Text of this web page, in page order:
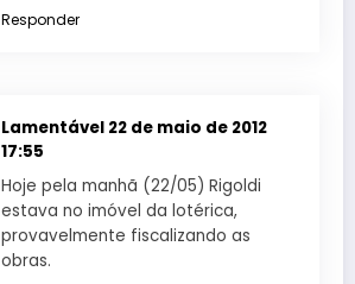
Responder
Lamentável 22 de maio de 2012
17:55
Hoje pela manhã (22/05) Rigoldi
estava no imóvel da lotérica,
provavelmente fiscalizando as
obras.